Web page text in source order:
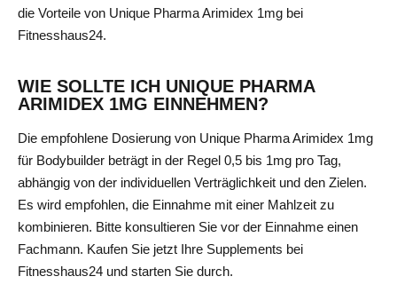
die Vorteile von Unique Pharma Arimidex 1mg bei
Fitnesshaus24.
WIE SOLLTE ICH UNIQUE PHARMA
ARIMIDEX 1MG EINNEHMEN?
Die empfohlene Dosierung von Unique Pharma Arimidex 1mg
für Bodybuilder beträgt in der Regel 0,5 bis 1mg pro Tag,
abhängig von der individuellen Verträglichkeit und den Zielen.
Es wird empfohlen, die Einnahme mit einer Mahlzeit zu
kombinieren. Bitte konsultieren Sie vor der Einnahme einen
Fachmann. Kaufen Sie jetzt Ihre Supplements bei
Fitnesshaus24 und starten Sie durch.